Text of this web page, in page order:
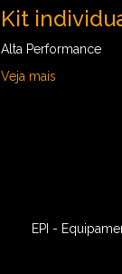
Kit
Alta Performance
Veja mais
EPI -